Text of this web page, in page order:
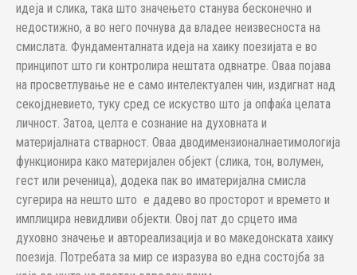
идеја и слика, така што значењето станува бесконечно и
недостижно, а во него почнува да владее неизвесноста на
смислата. Фундаменталната идеја на хаику поезијата е во
принципот што ги контролира нештата одвнатре. Оваа појава
на просветлување не е само интелектуален чин, издигнат над
секојдневието, туку сред се искуство што ја опфаќа целата
личност. Затоа, целта е сознание на духовната и
материјалната стварност. Оваа дводимензионалнаетимологија
функционира како материјален објект (слика, тон, волумен,
гест или реченица), додека пак во иматеријална смисла
сугерира на нешто што е дадево во просторот и времето и
имплицира невидливи објекти. Овој пат до срцето има
духовно значење и автореализација и во македонската хаику
поезија. Потребата за мир се изразува во една состојба за